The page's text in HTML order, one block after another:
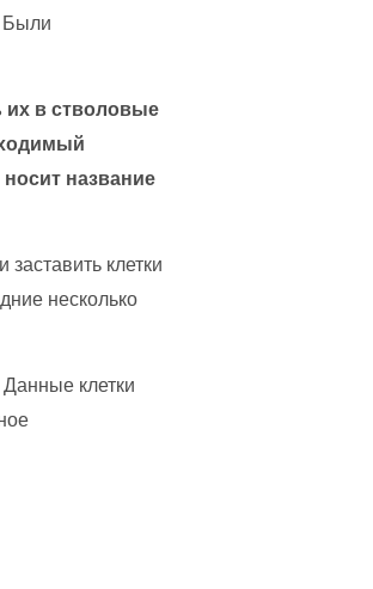
Были
в стволовые
название
клетки
несколько
клетки